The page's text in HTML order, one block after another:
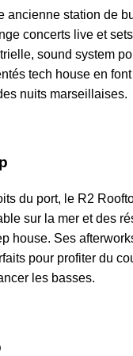
ancienne station de
concerts live et
sound system
tech house en
nuits marseillaises.
du port, le R2
sur la mer et des
house. Ses
pour profiter du
les basses.